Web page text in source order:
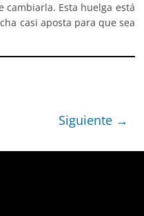
Esta huelga está
casi aposta para que sea
Siguiente →